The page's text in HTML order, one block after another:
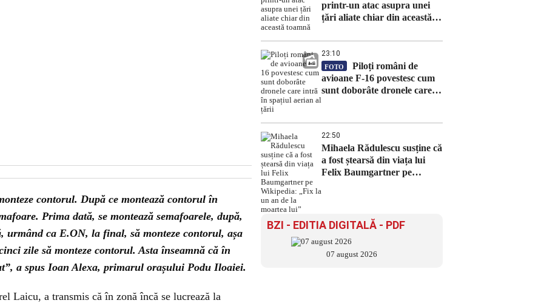
contorul. După ce montează contorul în
Prima dată, se montează semafoarele, după,
urmând ca E.ON, la final, să monteze contorul, așa
zile să monteze contorul. Asta înseamnă că în
a spus Ioan Alexa, primarul orașului Podu Iloaiei.
Laicu, a transmis că în zonă încă se lucrează la
printr-un atac asupra unei
țări aliate chiar din această
23:10
FOTO
Piloți români de
avioane F-16 povestesc cum
sunt doborâte dronele care
22:50
Mihaela Rădulescu susține că
a fost ștearsă din viața lui
Felix Baumgartner pe
BZI - EDITIA DIGITALĂ - PDF
07 august 2026